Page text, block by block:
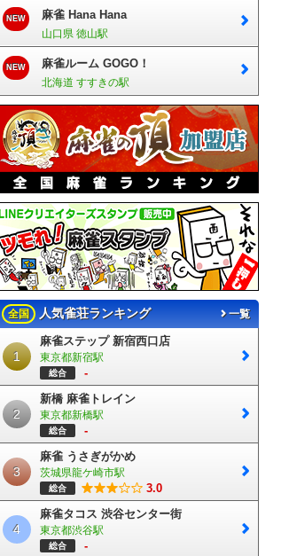
NEW 麻雀 Hana Hana
山口県 徳山駅
NEW 麻雀ルーム GOGO！
北海道 すすきの駅
全国 人気雀荘ランキング 一覧
1
麻雀ステップ 新宿西口店
東京都新宿駅
総合 -
2
新橋 麻雀トレイン
東京都新橋駅
総合 -
3
麻雀 うさぎがかめ
茨城県龍ケ崎市駅
総合 3.0
4
麻雀タコス 渋谷センター街
東京都渋谷駅
総合 -